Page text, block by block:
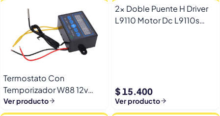
Termostato Con
Temporizador W88 12v
Automatico Frio Calor
Ver producto
2x Doble Puente H Driver
L9110 Motor Dc L9110s
$ 15.400
Ver producto